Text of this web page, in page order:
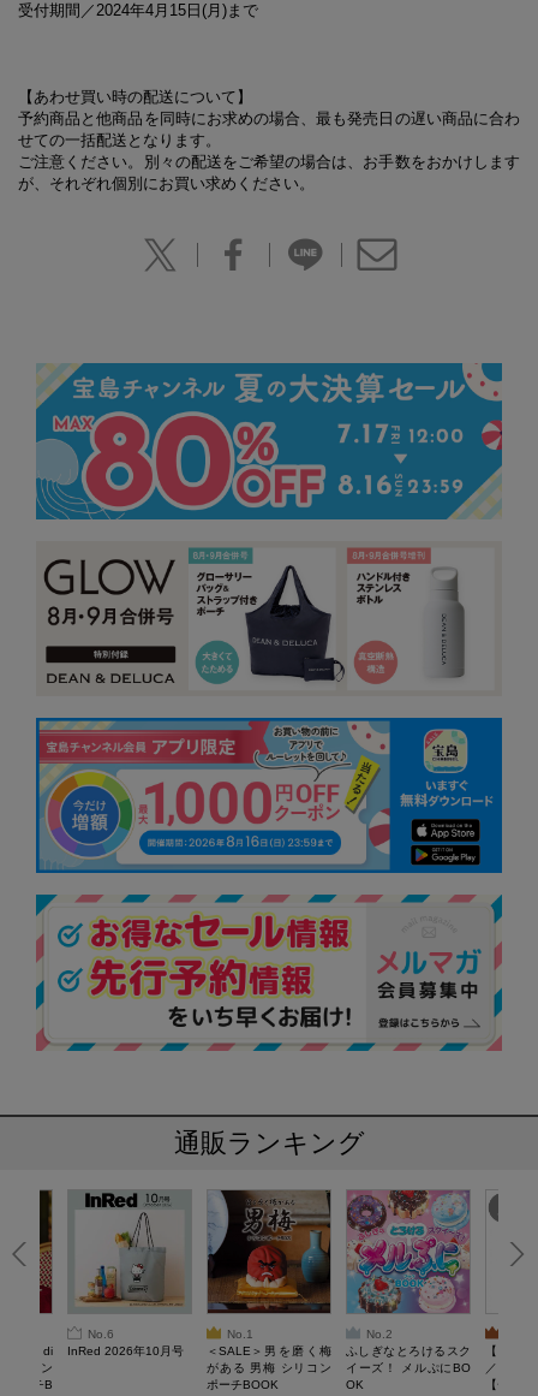
受付期間／2024年4月15日(月)まで
【あわせ買い時の配送について】
予約商品と他商品を同時にお求めの場合、最も発売日の遅い商品に合わ
せての一括配送となります。
ご注意ください。別々の配送をご希望の場合は、お手数をおかけします
が、それぞれ個別にお買い求めください。
通販ランキング
di
ティン
ポーチB
No.6
InRed 2026年10月号
No.1
＜SALE＞男を磨く梅
がある 男梅 シリコン
ポーチBOOK
No.2
ふしぎなとろけるスク
イーズ！ メルぷにBO
OK
【
／Lサイ
【一般